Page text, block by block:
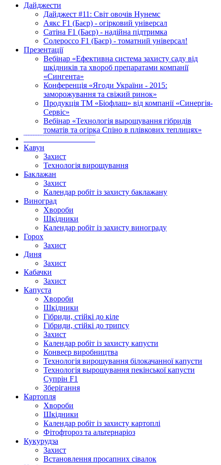
Дайджести
Дайджест #11: Світ овочів Нунемс
Аякс F1 (Баєр) - огірковий універсал
Сатіна F1 (Баєр) - надійна підтримка
Солероссо F1 (Баєр) - томатний універсал!
Презентації
Вебінар «Ефективна система захисту саду від
шкідників та хвороб препаратами компанії
«Сингента»
Конференція «Ягоди України - 2015:
заморожування та свіжий ринок»
Продукція ТМ «Біофлаш» від компанії «Синергія-
Сервіс»
Вебінар «Технологія вырощування гібридів
томатів та огірка Спіно в плівкових теплицях»
Кавун
Захист
Технологія вирощування
Баклажан
Захист
Календар робіт із захисту баклажану
Виноград
Хвороби
Шкідники
Календар робіт із захисту винограду
Горох
Захист
Диня
Захист
Кабачки
Захист
Капуста
Хвороби
Шкідники
Гібриди, стійкі до кіле
Гібриди, стійкі до трипсу
Захист
Календар робіт із захисту капусти
Конвеєр виробництва
Технологія вирощування білокачанної капусти
Технологія вырощування пекінської капусти
Супрін F1
Зберігання
Картопля
Хвороби
Шкідники
Календар робіт із захисту картоплі
Фітофтороз та альтернаріоз
Кукурудза
Захист
Встановлення просапних сівалок